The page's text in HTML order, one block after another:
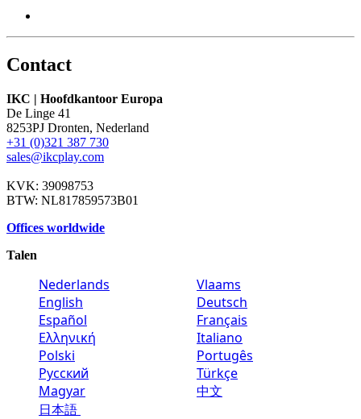
Contact
IKC | Hoofdkantoor Europa
De Linge 41
8253PJ Dronten, Nederland
+31 (0)321 387 730
sales@ikcplay.com
KVK: 39098753
BTW: NL817859573B01
Offices worldwide
Talen
Nederlands
Vlaams
English
Deutsch
Español
Français
Ελληνική
Italiano
Polski
Portugês
Русский
Türkçe
Magyar
中文
日本語